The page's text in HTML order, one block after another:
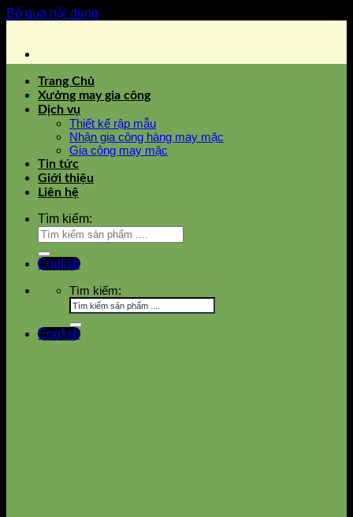
Bỏ qua nội dung
Trang Chủ
Xưởng may gia công
Dịch vụ
Thiết kế rập mẫu
Nhận gia công hàng may mặc
Gia công may mặc
Tin tức
Giới thiệu
Liên hệ
Tìm kiếm:
English
Tìm kiếm:
English